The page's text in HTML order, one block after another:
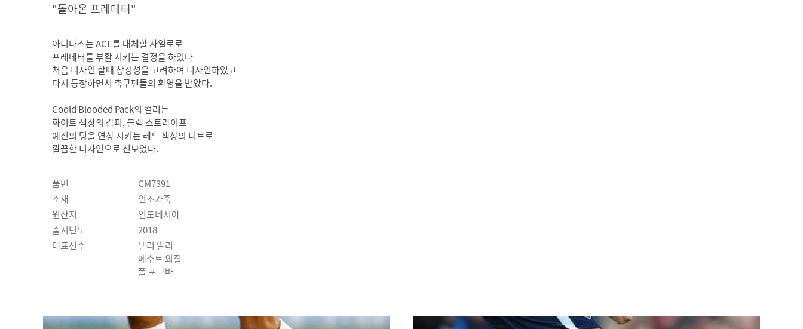
"돌아온 프레데터"
아디다스는 ACE를 대체할 사일로로
프레데터를 부활 시키는 결정을 하였다
처음 디자인 할때 상징성을 고려하여 디자인하였고
다시 등장하면서 축구팬들의 환영을 받았다.
Coold Blooded Pack의 컬러는
화이트 색상의 갑피, 블랙 스트라이프
예전의 텅을 연상 시키는 레드 색상의 니트로
깔끔한 디자인으로 선보였다.
품번
CM7391
소재
인조가죽
원산지
인도네시아
출시년도
2018
대표선수
델리 알리
메수트 외질
폴 포그바